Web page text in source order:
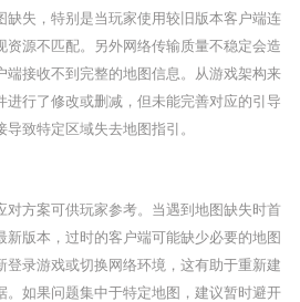
缺失，特别是当玩家使用较旧版本客户端连
资源不匹配。另外网络传输质量不稳定会造
端接收不到完整的地图信息。从游戏架构来
进行了修改或删减，但未能完善对应的引导
致特定区域失去地图指引。
对方案可供玩家参考。当遇到地图缺失时首
新版本，过时的客户端可能缺少必要的地图
登录游戏或切换网络环境，这有助于重新建
。如果问题集中于特定地图，建议暂时避开